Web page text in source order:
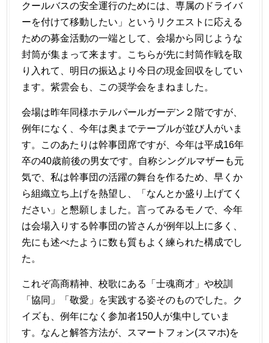
クールバスの安全運行のためには、専属のドライバ
ーを付けて移動したい」というリクエストに応える
ための募金活動の一端として、会場から同じような
封筒が集まって来ます。こちらが先に封筒作戦を取
り入れて、明日の振込より今日の現金回収をしてい
ます。紫雲会も、この奨学会をまねました。
会場は昨年同様ホテルパールガーデン２階ですが、
例年になく、今年は奥までテーブルが並び人がいま
す。このあたりは幹事団席ですが、今年は平成16年
卒の40歳前後の男女です。自称シングルマザーも元
気で、私は幹事団の活躍の舞台を作るため、早くか
ら組織立ち上げを熱望し、「なんとか盛り上げてく
ださい」と懇願しました。言ってみるモノで、今年
は会場入りする幹事団の皆さんが例年以上に多く、
先にも述べたように数も質もよく練られた構成でし
た。
これぞ高商精神、校歌にある「士魂商才」や校訓
「協同」「敬愛」を実践する姿そのものでした。ク
イズも、例年になく参加者150人が集中していま
す。なんと解答方法が、スマートフォン(スマホ)を